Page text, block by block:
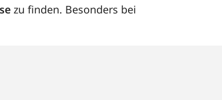
zu finden. Besonders bei